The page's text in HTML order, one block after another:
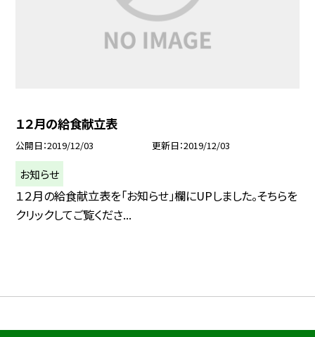
１２月の給食献立表
公開日 2019/12/03 更新日 2019/12/03
お知らせ
１２月の給食献立表を「お知らせ」欄にUPしました。そちらを
クリックしてご覧くださ...